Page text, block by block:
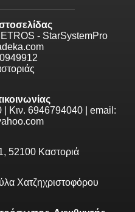
- StarSystemPro
| Κιν. 6946794040 | email:
52100 Καστοριά
Χατζηχριστοφόρου